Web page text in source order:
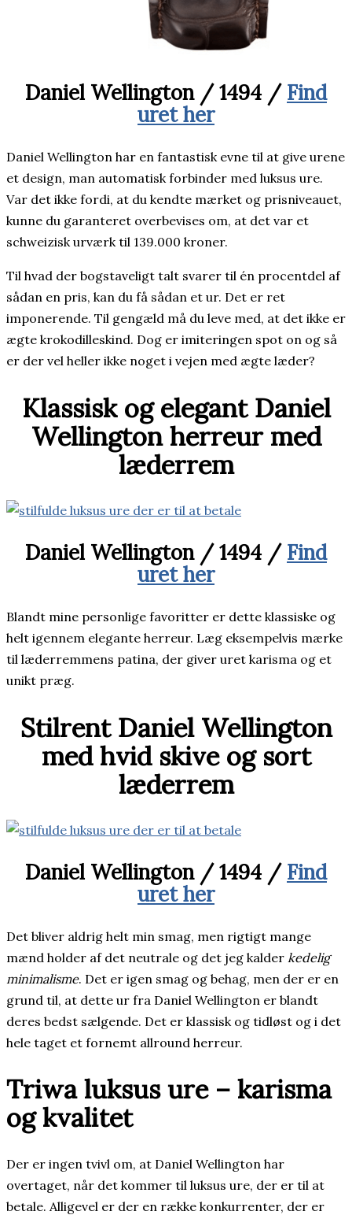
Daniel Wellington / 1494 / Find
uret her
Daniel Wellington har en fantastisk evne til at give urene
et design, man automatisk forbinder med luksus ure.
Var det ikke fordi, at du kendte mærket og prisniveauet,
kunne du garanteret overbevises om, at det var et
schweizisk urværk til 139.000 kroner.
Til hvad der bogstaveligt talt svarer til én procentdel af
sådan en pris, kan du få sådan et ur. Det er ret
imponerende. Til gengæld må du leve med, at det ikke er
ægte krokodilleskind. Dog er imiteringen spot on og så
er der vel heller ikke noget i vejen med ægte læder?
Klassisk og elegant Daniel
Wellington herreur med
læderrem
Daniel Wellington / 1494 / Find
uret her
Blandt mine personlige favoritter er dette klassiske og
helt igennem elegante herreur. Læg eksempelvis mærke
til læderremmens patina, der giver uret karisma og et
unikt præg.
Stilrent Daniel Wellington
med hvid skive og sort
læderrem
Daniel Wellington / 1494 / Find
uret her
Det bliver aldrig helt min smag, men rigtigt mange
mænd holder af det neutrale og det jeg kalder kedelig
minimalisme. Det er igen smag og behag, men der er en
grund til, at dette ur fra Daniel Wellington er blandt
deres bedst sælgende. Det er klassisk og tidløst og i det
hele taget et fornemt allround herreur.
Triwa luksus ure – karisma
og kvalitet
Der er ingen tvivl om, at Daniel Wellington har
overtaget, når det kommer til luksus ure, der er til at
betale. Alligevel er der en række konkurrenter, der er